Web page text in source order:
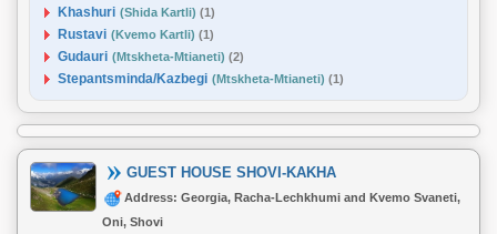
Khashuri (Shida Kartli) (1)
Rustavi (Kvemo Kartli) (1)
Gudauri (Mtskheta-Mtianeti) (2)
Stepantsminda/Kazbegi (Mtskheta-Mtianeti) (1)
GUEST HOUSE SHOVI-KAKHA
Address: Georgia, Racha-Lechkhumi and Kvemo Svaneti,
Oni, Shovi